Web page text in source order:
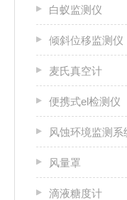
白蚁监测仪
倾斜位移监测仪
麦氏真空计
便携式el检测仪
风蚀环境监测系
风量罩
滴液糖度计